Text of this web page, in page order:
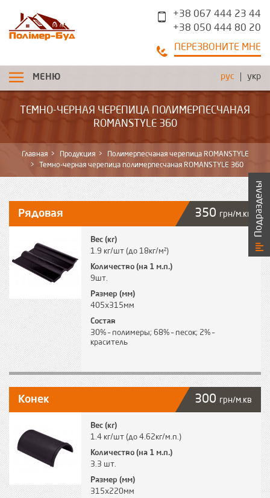
+38 067 444 23 44
+38 050 444 80 20
ПЕРЕЗВОНИТЕ МНЕ
рус укр
МЕНЮ
ТЕМНО-ЧЕРНАЯ ЧЕРЕПИЦА ПОЛИМЕРПЕСЧАНАЯ
ROMANSTYLE 360
Главная Продукция
Полимерпесчаная черепица ROMANSTYLE
Темно-черная черепица полимерпесчаная ROMANSTYLE 360
Подразделы
Вес (кг)
1.9 кг/шт (до 18кг/м²)
Количество (на 1 м.п.)
9шт.
Размер (мм)
405х315мм
Состав
30% – полимеры; 68% – песок; 2% –
краситель
Рядовая 350 грн/м.кв
Вес (кг)
1.4 кг/шт (до 4.62кг/м.п.)
Количество (на 1 м.п.)
3.3 шт.
Размер (мм)
315х220мм
Конек 300 грн/м.кв